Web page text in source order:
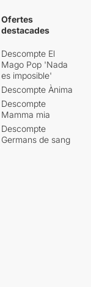
Ofertes
destacades
Descompte El
Mago Pop 'Nada
es imposible'
Descompte Ànima
Descompte
Mamma mia
Descompte
Germans de sang